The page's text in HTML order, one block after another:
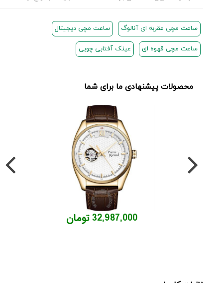
ساعت مچی عقربه ای آنالوگ ساعت مچی دیجیتال
ساعت مچی قهوه ای عینک آفتابی چوبی
محصولات پیشنهادی ما برای شما
32,987,000 تومان